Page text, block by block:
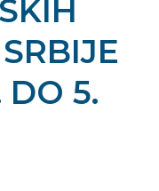
DO 5.